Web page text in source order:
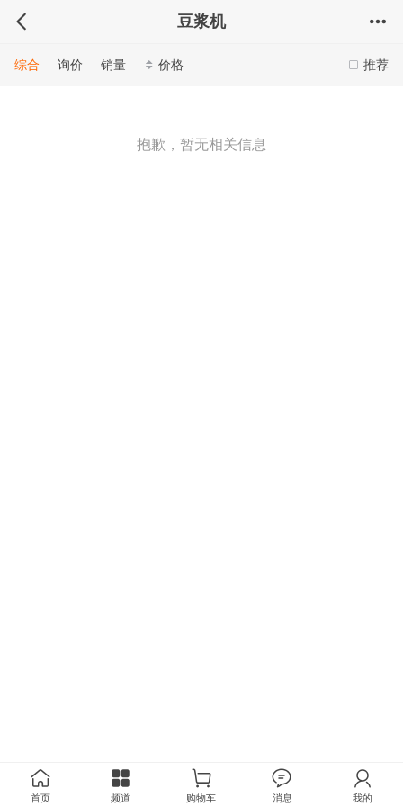
豆浆机
推荐
综合 询价 销量 价格
抱歉，暂无相关信息
首页 频道 购物车 消息 我的